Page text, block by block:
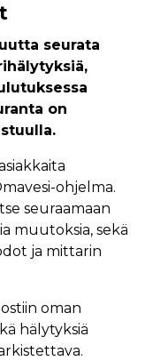
seurata
on
ohjelma.
seuraamaan
muutoksia, sekä
ja mittarin
oman
hälytyksiä